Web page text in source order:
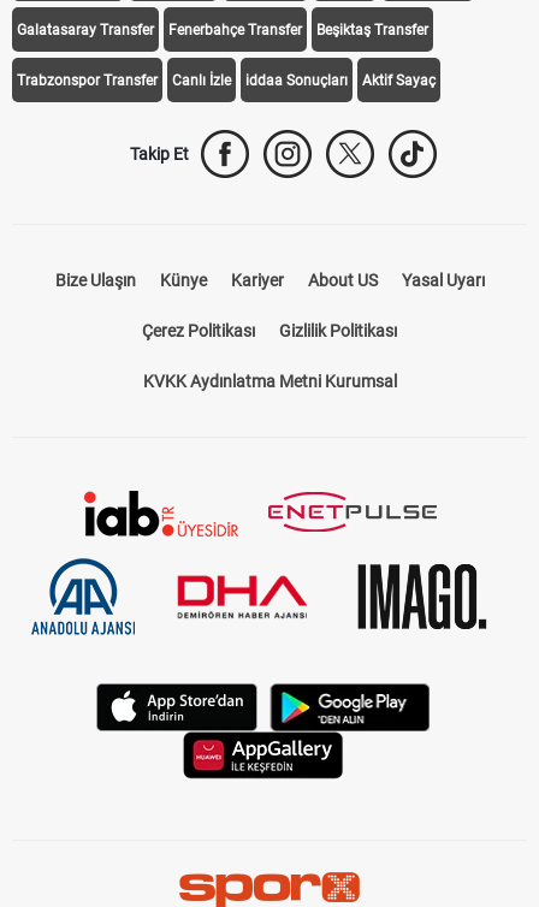
Galatasaray Transfer Fenerbahçe Transfer Beşiktaş Transfer
Trabzonspor Transfer Canlı İzle iddaa Sonuçları Aktif Sayaç
Takip Et
Bize Ulaşın Künye Kariyer About US Yasal Uyarı
Çerez Politikası Gizlilik Politikası
KVKK Aydınlatma Metni Kurumsal